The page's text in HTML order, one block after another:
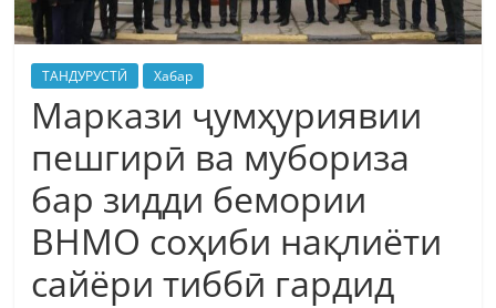
ТАНДУРУСТӢ Хабар
Маркази ҷумҳуриявии
пешгирӣ ва мубориза
бар зидди бемории
ВНМО соҳиби нақлиёти
сайёри тиббӣ гардид